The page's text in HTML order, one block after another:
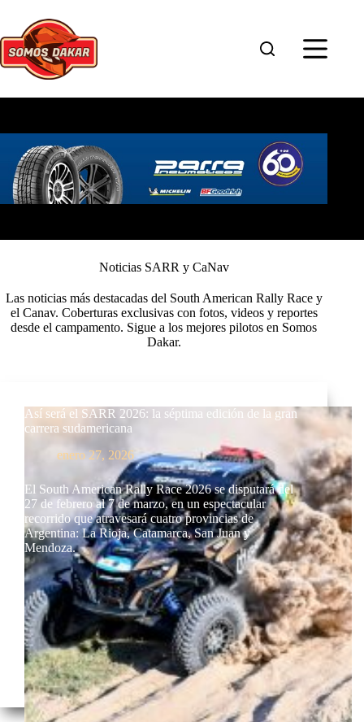
contenido
Noticias SARR y CaNav
Las noticias más destacadas del South American Rally Race y
el Canav. Coberturas exclusivas con fotos, videos y reportes
desde el campamento. Sigue a los mejores pilotos en Somos
Dakar.
Así será el SARR 2026: la séptima edición de la gran
carrera sudamericana
enero 27, 2026
El South American Rally Race 2026 se disputará del
27 de febrero al 7 de marzo, en un espectacular
recorrido que atravesará cuatro provincias de
Argentina: La Rioja, Catamarca, San Juan y
Mendoza.